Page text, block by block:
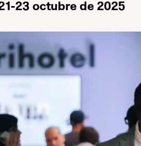
23 octubre de 2025